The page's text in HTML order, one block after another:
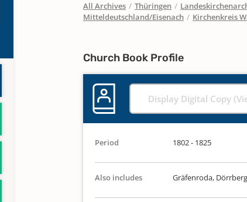
All Archives / Thüringen /
Mitteldeutschland/Eisenach / Kirchenkreis
Church Book Profile
Display Digital Copy
Period 1802 - 1825
Also includes Gräfenroda,